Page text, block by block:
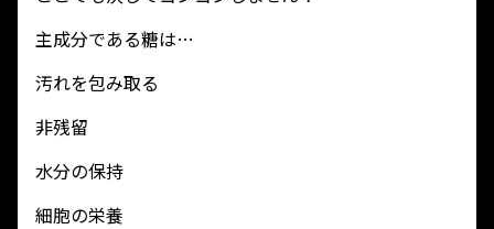
主成分である糖は…
汚れを包み取る
非残留
水分の保持
細胞の栄養